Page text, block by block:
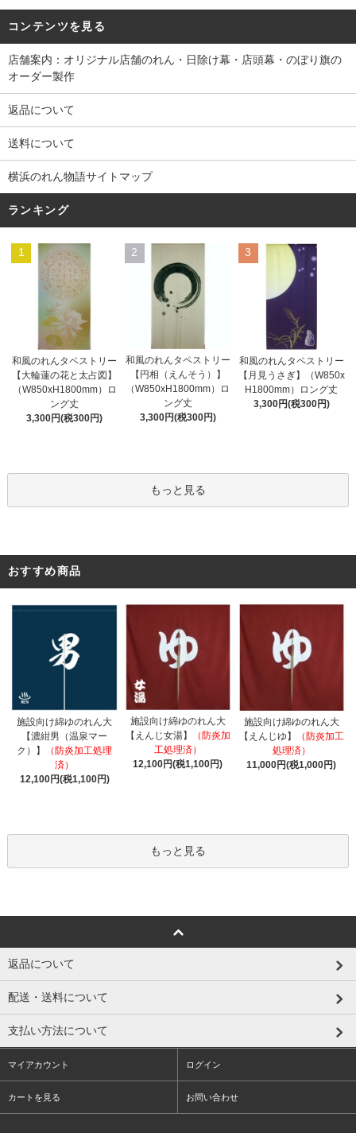
コンテンツを見る
店舗案内：オリジナル店舗のれん・日除け幕・店頭幕・のぼり旗の
オーダー製作
返品について
送料について
横浜のれん物語サイトマップ
ランキング
1
和風のれんタペストリー
【大輪蓮の花と太占図】
（W850xH1800mm）ロ
ング丈
3,300円(税300円)
2
和風のれんタペストリー
【円相（えんそう）】
（W850xH1800mm）ロ
ング丈
3,300円(税300円)
3
和風のれんタペストリー
【月見うさぎ】（W850x
H1800mm）ロング丈
3,300円(税300円)
もっと見る
おすすめ商品
施設向け綿ゆのれん大
【濃紺男（温泉マー
ク）】
（防炎加工処理
済）
12,100円(税1,100円)
施設向け綿ゆのれん大
【えんじ女湯】
（防炎加
工処理済）
12,100円(税1,100円)
施設向け綿ゆのれん大
【えんじゆ】
（防炎加工
処理済）
11,000円(税1,000円)
もっと見る
返品について
配送・送料について
支払い方法について
マイアカウント ログイン
カートを見る お問い合わせ